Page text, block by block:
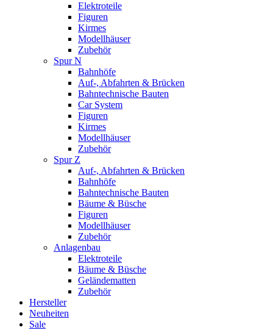
Elektroteile
Figuren
Kirmes
Modellhäuser
Zubehör
Spur N
Bahnhöfe
Auf-, Abfahrten & Brücken
Bahntechnische Bauten
Car System
Figuren
Kirmes
Modellhäuser
Zubehör
Spur Z
Auf-, Abfahrten & Brücken
Bahnhöfe
Bahntechnische Bauten
Bäume & Büsche
Figuren
Modellhäuser
Zubehör
Anlagenbau
Elektroteile
Bäume & Büsche
Geländematten
Zubehör
Hersteller
Neuheiten
Sale